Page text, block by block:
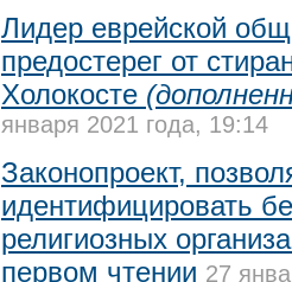
Лидер еврейской
предостерег от
Холокосте
января 2021 года, 19:14
Законопроект,
идентифицировать
религиозных
первом чтении 27